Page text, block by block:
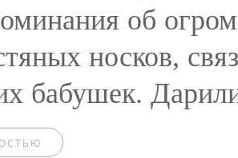
об
носков,
бабушек.